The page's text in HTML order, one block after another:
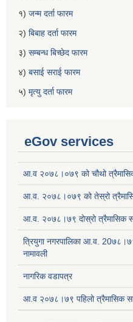
१) जन्म दर्ता फारम
२) बिबाह दर्ता फारम
३) सम्बन्ध बिच्छेद फारम
४) बसाई सराई फारम
५) मृत्यु दर्ता फारम
eGov services
आ.व २०७८।०७९ को चौथो
आ.व. २०७८।०७९ को तेस्रो
आ.व. २०७८।७९ दोस्रो त्रैमासिक
त्रियुगा नगरपालिका आ.व.
नामावली
नागरिक वडापत्र
आ.व २०७८।७९ पहिलो त्रैमासिक